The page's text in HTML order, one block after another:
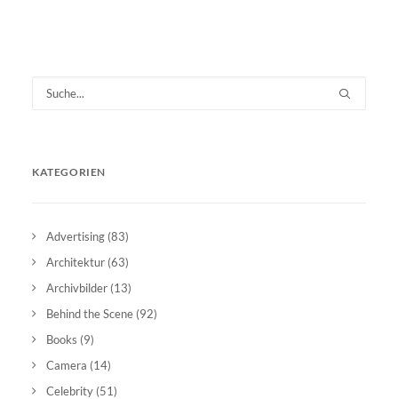
KATEGORIEN
Advertising (83)
Architektur (63)
Archivbilder (13)
Behind the Scene (92)
Books (9)
Camera (14)
Celebrity (51)